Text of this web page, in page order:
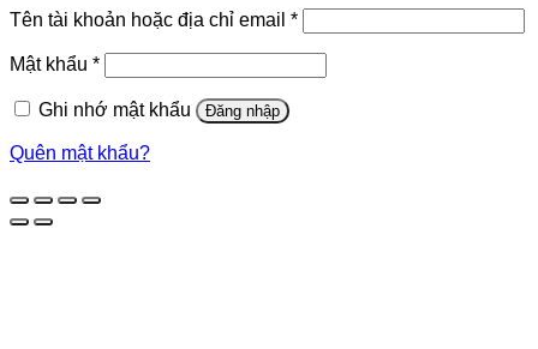
Tên tài khoản hoặc địa chỉ email *Bắt
buộc
Mật khẩu *Bắt
buộc
Ghi nhớ mật khẩu
Đăng nhập
Quên mật khẩu?